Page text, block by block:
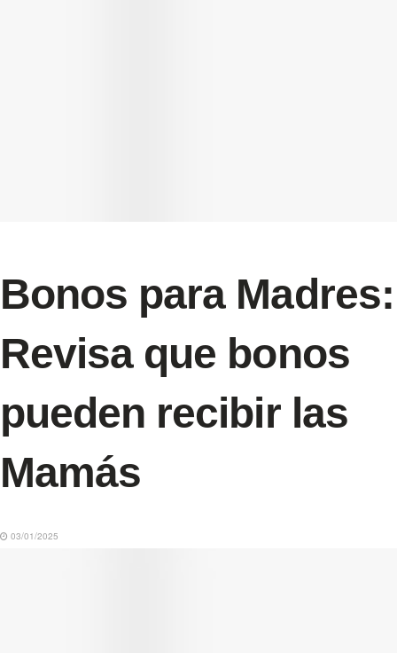
Bonos para Madres:
Revisa que bonos
pueden recibir las
Mamás
03/01/2025